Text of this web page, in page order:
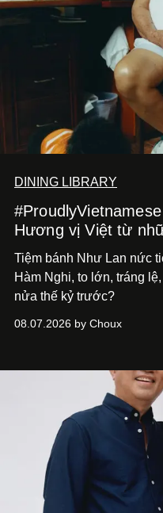
DINING LIBRARY
Hương vị Việt từ
Tiệm bánh Như Lan nức
Hàm Nghi, to lớn, tráng
nửa thế kỷ trước?
08.07.2026 by Choux